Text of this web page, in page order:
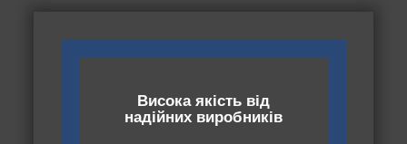
Висока якість від
надійних виробників